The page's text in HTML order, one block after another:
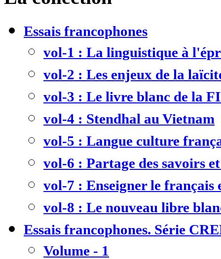
Essais francophones
vol-1 : La linguistique à
vol-2 : Les enjeux de la
vol-3 : Le livre blanc de la
vol-4 : Stendhal au Vietnam
vol-5 : Langue culture
vol-6 : Partage des savoirs
vol-7 : Enseigner le
vol-8 : Le nouveau libre
Essais francophones. Série
Volume - 1